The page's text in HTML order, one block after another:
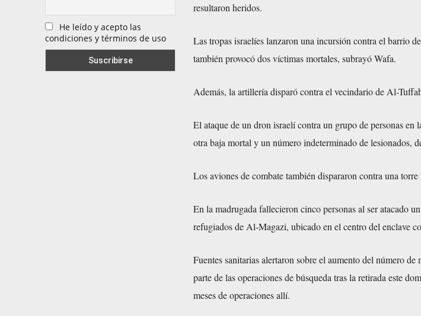
He leído y acepto las
condiciones y términos de uso
resultaron heridos.
Las tropas israelíes lanzaron una incursión contra el barrio
también provocó dos víctimas mortales, subrayó Wafa.
Además, la artillería disparó contra el vecindario de Al-
El ataque de un dron israelí contra un grupo de personas en
otra baja mortal y un número indeterminado de lesionados,
Los aviones de combate también dispararon contra una
En la madrugada fallecieron cinco personas al ser atacado
refugiados de Al-Magazi, ubicado en el centro del enclave
Fuentes sanitarias alertaron sobre el aumento del número
parte de las operaciones de búsqueda tras la retirada este
meses de operaciones allí.